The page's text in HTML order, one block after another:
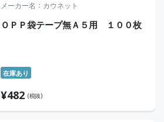
メーカー名 カウネット
ＯＰＰ袋テープ無Ａ５用 １００枚
在庫あり
¥482 (税抜)